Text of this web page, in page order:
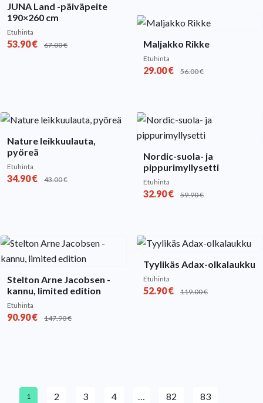
JUNA Land -päiväpeite
190×260 cm
Etuhinta
53.90€ 67.00€ Maljakko Rikke
Etuhinta
29.00€ 56.00€
Nature leikkuulauta,
pyöreä
Etuhinta
34.90€ 43.00€
Nordic-suola- ja
pippurimyllysetti
Etuhinta
32.90€ 59.90€
Stelton Arne Jacobsen -
kannu, limited edition
Etuhinta
90.90€ 147.90€
Tyylikäs Adax-olkalaukku
Etuhinta
52.90€ 119.00€
1 2 3 4 … 82
83